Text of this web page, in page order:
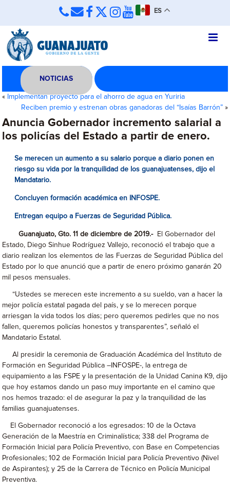
ES
NOTICIAS
« Implementan proyecto para el ahorro de agua en Yuriria
Reciben premio y estrenan obras ganadoras del “Isaías Barrón”»
Anuncia Gobernador incremento salarial a
los policías del Estado a partir de enero.
Se merecen un aumento a su salario porque a diario ponen en
riesgo su vida por la tranquilidad de los guanajuatenses, dijo el
Mandatario.
Concluyen formación académica en INFOSPE.
Entregan equipo a Fuerzas de Seguridad Pública.
Guanajuato, Gto. 11 de diciembre de 2019.-El Gobernador del
Estado, Diego Sinhue Rodríguez Vallejo, reconoció el trabajo que a
diario realizan los elementos de las Fuerzas de Seguridad Pública del
Estado por lo que anunció que a partir de enero próximo ganarán 20
mil pesos mensuales.
“Ustedes se merecen este incremento a su sueldo, van a hacer la
mejor policía estatal pagada del país, y se lo merecen porque
arriesgan la vida todos los días; pero queremos pedirles que no nos
fallen, queremos policías honestos y transparentes”, señaló el
Mandatario Estatal.
Al presidir la ceremonia de Graduación Académica del Instituto de
Formación en Seguridad Pública –INFOSPE-, la entrega de
equipamiento a las FSPE y la presentación de la Unidad Canina K9, dijo
que hoy estamos dando un paso muy importante en el camino que
nos hemos trazado: el de asegurar la paz y la tranquilidad de las
familias guanajuatenses.
El Gobernador reconoció a los egresados: 10 de la Octava
Generación de la Maestría en Criminalística; 338 del Programa de
Formación Inicial para Policía Preventivo, con Base en Competencias
Profesionales; 102 de Formación Inicial para Policía Preventivo (Nivel
de Aspirantes); y 25 de la Carrera de Técnico en Policía Municipal
Preventiva.